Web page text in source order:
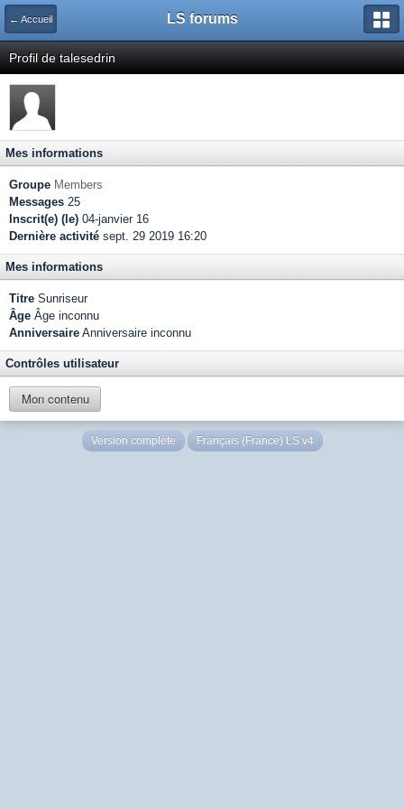
← Accueil LS forums
Profil de talesedrin
Mes informations
Groupe Members
Messages 25
Inscrit(e) (le) 04-janvier 16
Dernière activité sept. 29 2019 16:20
Mes informations
Titre Sunriseur
Âge Âge inconnu
Anniversaire Anniversaire inconnu
Contrôles utilisateur
Mon contenu
Version complète Français (France) LS v4